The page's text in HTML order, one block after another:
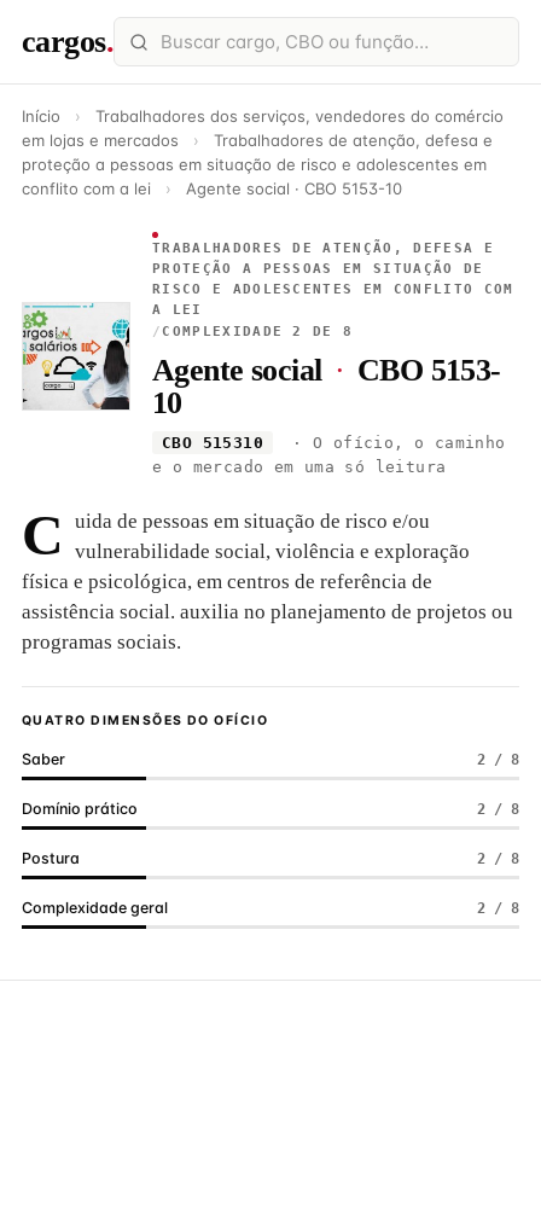
cargos.
Início ›
Trabalhadores dos serviços, vendedores do comércio
em lojas e mercados
›
Trabalhadores de atenção, defesa e
proteção a pessoas em situação de risco e adolescentes em
conflito com a lei
› Agente social · CBO 5153-10
TRABALHADORES DE ATENÇÃO, DEFESA E
PROTEÇÃO A PESSOAS EM SITUAÇÃO DE
RISCO E ADOLESCENTES EM CONFLITO COM
A LEI
/ COMPLEXIDADE 2 DE 8
Agente social · CBO 5153-
10
CBO 515310
· O ofício, o caminho
e o mercado em uma só leitura
C
uida de pessoas em situação de risco e/ou
vulnerabilidade social, violência e exploração
física e psicológica, em centros de referência de
assistência social. auxilia no planejamento de projetos ou
programas sociais.
QUATRO DIMENSÕES DO OFÍCIO
Saber 2 / 8
Domínio prático 2 / 8
Postura 2 / 8
Complexidade geral 2 / 8